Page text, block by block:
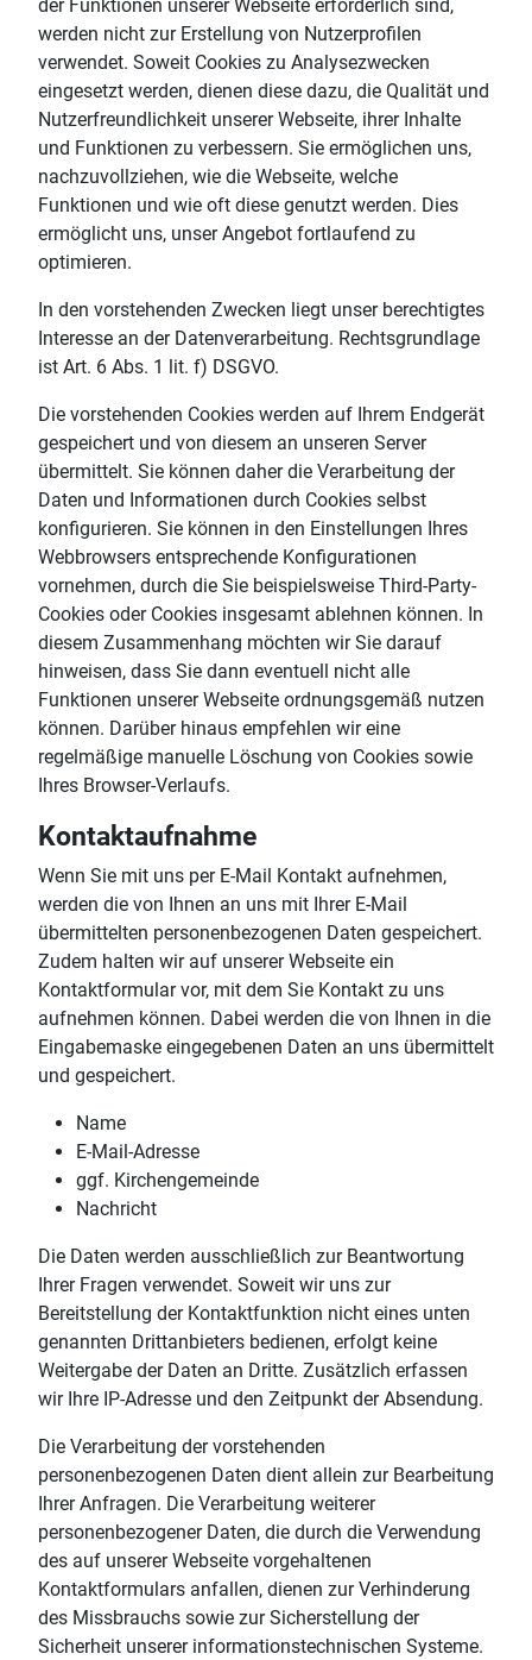
der Funktionen unserer Webseite erforderlich sind,
werden nicht zur Erstellung von Nutzerprofilen
verwendet. Soweit Cookies zu Analysezwecken
eingesetzt werden, dienen diese dazu, die Qualität und
Nutzerfreundlichkeit unserer Webseite, ihrer Inhalte
und Funktionen zu verbessern. Sie ermöglichen uns,
nachzuvollziehen, wie die Webseite, welche
Funktionen und wie oft diese genutzt werden. Dies
ermöglicht uns, unser Angebot fortlaufend zu
optimieren.
In den vorstehenden Zwecken liegt unser berechtigtes
Interesse an der Datenverarbeitung. Rechtsgrundlage
ist Art. 6 Abs. 1 lit. f) DSGVO.
Die vorstehenden Cookies werden auf Ihrem Endgerät
gespeichert und von diesem an unseren Server
übermittelt. Sie können daher die Verarbeitung der
Daten und Informationen durch Cookies selbst
konfigurieren. Sie können in den Einstellungen Ihres
Webbrowsers entsprechende Konfigurationen
vornehmen, durch die Sie beispielsweise Third-Party-
Cookies oder Cookies insgesamt ablehnen können. In
diesem Zusammenhang möchten wir Sie darauf
hinweisen, dass Sie dann eventuell nicht alle
Funktionen unserer Webseite ordnungsgemäß nutzen
können. Darüber hinaus empfehlen wir eine
regelmäßige manuelle Löschung von Cookies sowie
Ihres Browser-Verlaufs.
Kontaktaufnahme
Wenn Sie mit uns per E-Mail Kontakt aufnehmen,
werden die von Ihnen an uns mit Ihrer E-Mail
übermittelten personenbezogenen Daten gespeichert.
Zudem halten wir auf unserer Webseite ein
Kontaktformular vor, mit dem Sie Kontakt zu uns
aufnehmen können. Dabei werden die von Ihnen in die
Eingabemaske eingegebenen Daten an uns übermittelt
und gespeichert.
Name
E-Mail-Adresse
ggf. Kirchengemeinde
Nachricht
Die Daten werden ausschließlich zur Beantwortung
Ihrer Fragen verwendet. Soweit wir uns zur
Bereitstellung der Kontaktfunktion nicht eines unten
genannten Drittanbieters bedienen, erfolgt keine
Weitergabe der Daten an Dritte. Zusätzlich erfassen
wir Ihre IP-Adresse und den Zeitpunkt der Absendung.
Die Verarbeitung der vorstehenden
personenbezogenen Daten dient allein zur Bearbeitung
Ihrer Anfragen. Die Verarbeitung weiterer
personenbezogener Daten, die durch die Verwendung
des auf unserer Webseite vorgehaltenen
Kontaktformulars anfallen, dienen zur Verhinderung
des Missbrauchs sowie zur Sicherstellung der
Sicherheit unserer informationstechnischen Systeme.